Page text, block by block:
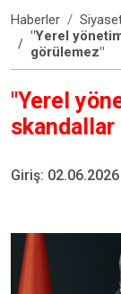
Haberler
"Yerel
görülemez"
"Yerel
skandallar
Giriş: